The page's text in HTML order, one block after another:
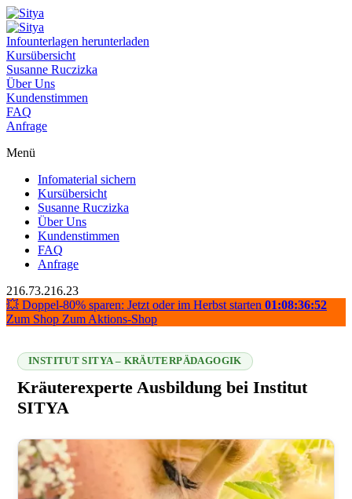
Infounterlagen herunterladen
Kursübersicht
Susanne Ruczizka
Über Uns
Kundenstimmen
FAQ
Anfrage
Menü
Infomaterial sichern
Kursübersicht
Susanne Ruczizka
Über Uns
Kundenstimmen
FAQ
Anfrage
216.73.216.23
💥 Doppel-80% sparen: Jetzt oder im Herbst starten 01:08:36:52
Zum Shop Zum Aktions-Shop
INSTITUT SITYA – KRÄUTERPÄDAGOGIK
Kräuterexperte Ausbildung bei Institut
SITYA
216.73.216.23 2026-08-08 15:22:00